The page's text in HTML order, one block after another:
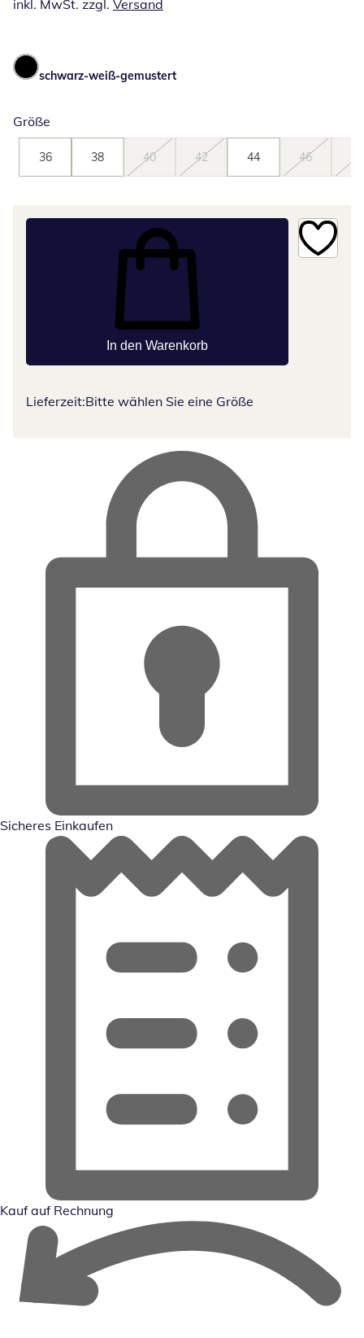
inkl. MwSt. zzgl. Versand
schwarz-weiß-gemustert
Größe
36 38 40 42 44 46
In den Warenkorb
Lieferzeit:Bitte wählen Sie eine Größe
Sicheres Einkaufen
Kauf auf Rechnung